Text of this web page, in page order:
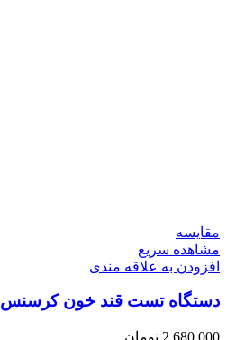
مقایسه
مشاهده سریع
افزودن به علاقه مندی
دستگاه تست قند خون کرسنس
2,680,000 تومان